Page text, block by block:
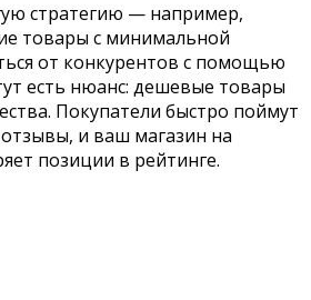
стратегию — например,
товары с минимальной
от конкурентов с помощью
есть нюанс: дешевые товары
Покупатели быстро поймут
отзывы, и ваш магазин на
позиции в рейтинге.